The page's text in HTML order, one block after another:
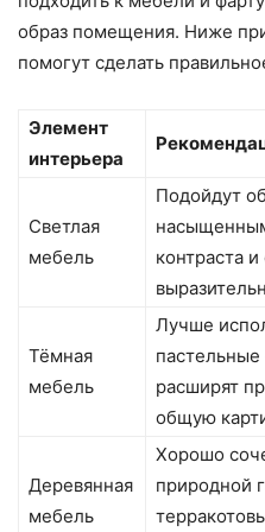
образ помещения. Ниже
помогут сделать
Элемент
интерьера
Светлая
мебель
Подойдут
контраста
Тёмная
мебель
Лучше
пастельные
расширят
общую
Деревянная
мебель
Хорошо
природной